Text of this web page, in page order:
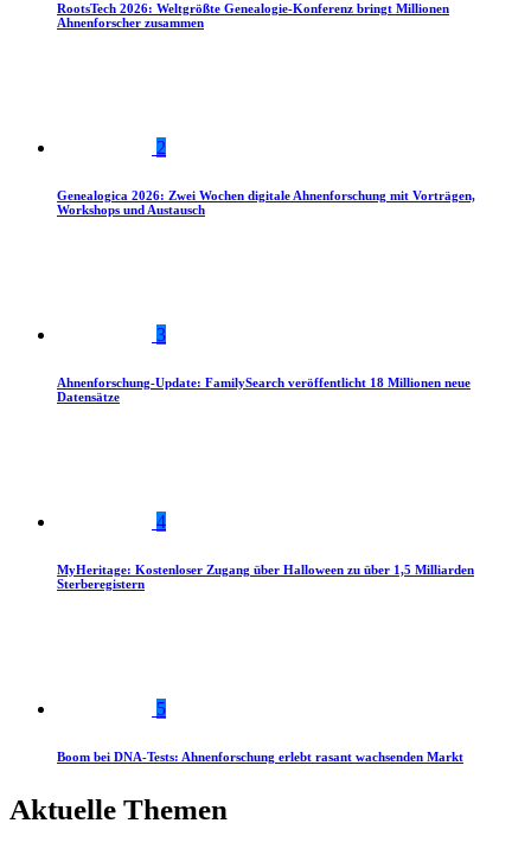
RootsTech 2026: Weltgrößte Genealogie-Konferenz bringt Millionen
Ahnenforscher zusammen
2
Genealogica 2026: Zwei Wochen digitale Ahnenforschung mit Vorträgen,
Workshops und Austausch
3
Ahnenforschung-Update: FamilySearch veröffentlicht 18 Millionen neue
Datensätze
4
MyHeritage: Kostenloser Zugang über Halloween zu über 1,5 Milliarden
Sterberegistern
5
Boom bei DNA-Tests: Ahnenforschung erlebt rasant wachsenden Markt
Aktuelle Themen